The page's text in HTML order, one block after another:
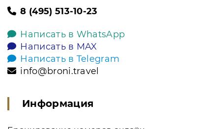
8 (495) 513-10-23
Написать в WhatsApp
Написать в MAX
Написать в Telegram
info@broni.travel
Информация